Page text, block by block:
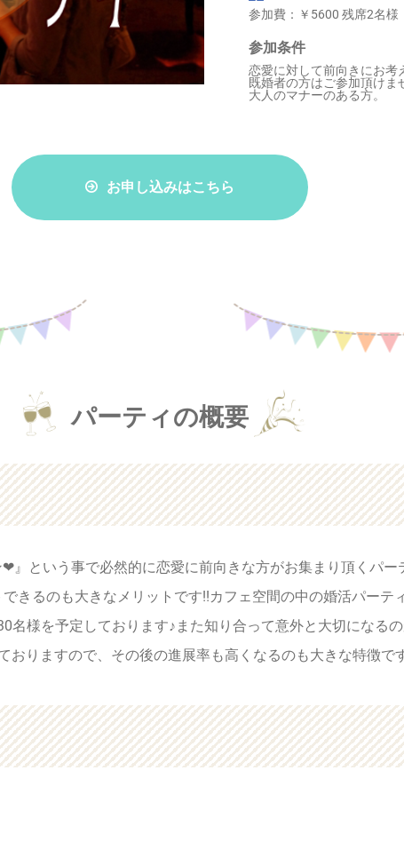
参加費： ￥5600 残席2名様
参加条件
恋愛に対して前向きにお考
既婚者の方はご参加頂けま
大人のマナーのある方。
お申し込みはこちら
パーティの概要
という事で必然的に恋愛に前向きな方がお集まり頂くパ
きるのも大きなメリットです!!カフェ空間の中の婚活パーテ
名様を予定しております♪また知り合って意外と大切になる
おりますので、その後の進展率も高くなるのも大きな特徴で